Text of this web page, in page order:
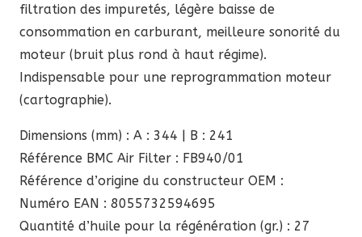
filtration des impuretés, légère baisse de
consommation en carburant, meilleure sonorité du
moteur (bruit plus rond à haut régime).
Indispensable pour une reprogrammation moteur
(cartographie).
Dimensions (mm) : A : 344 | B : 241
Référence BMC Air Filter : FB940/01
Référence d’origine du constructeur OEM :
Numéro EAN : 8055732594695
Quantité d’huile pour la régénération (gr.) : 27